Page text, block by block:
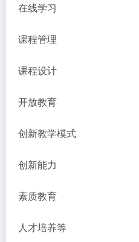
在线学习
课程管理
课程设计
开放教育
创新教学模式
创新能力
素质教育
人才培养等